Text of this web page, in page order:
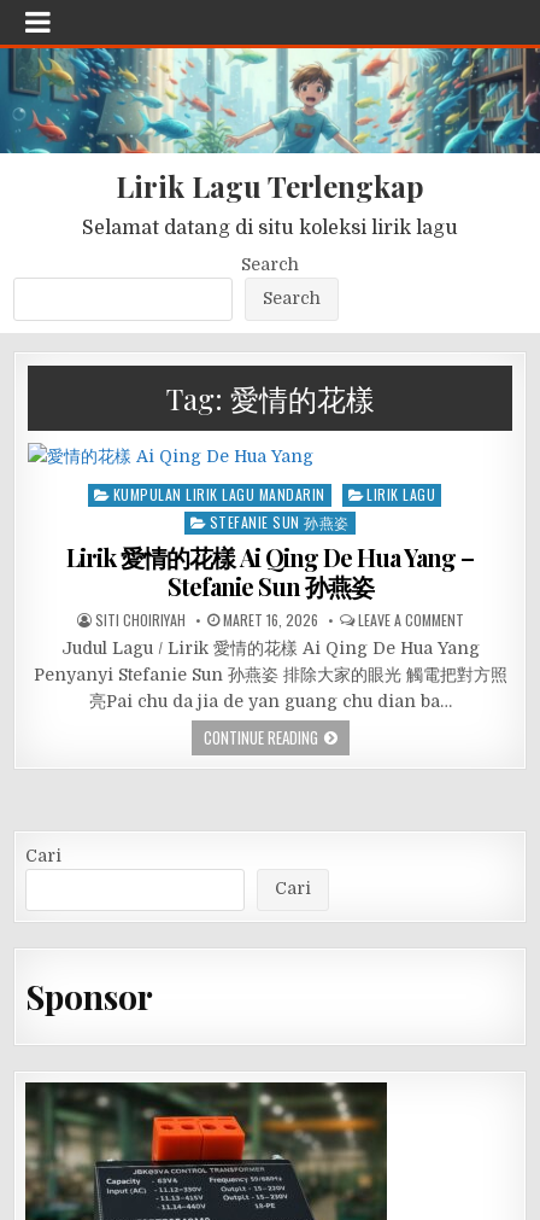
Lirik Lagu Terlengkap
Selamat datang di situ koleksi lirik lagu
Search
Search
Tag: 愛情的花樣
Posted
KUMPULAN LIRIK LAGU MANDARIN
LIRIK LAGU
STEFANIE SUN 孙燕姿
Lirik 愛情的花樣 Ai Qing De Hua Yang –
Stefanie Sun 孙燕姿
SITI CHOIRIYAH MARET 16, 2026 LEAVE A COMMENT
Judul Lagu / Lirik 愛情的花樣 Ai Qing De Hua Yang
Penyanyi Stefanie Sun 孙燕姿 排除大家的眼光 觸電把對方照
亮Pai chu da jia de yan guang chu dian ba…
CONTINUE READING
Cari
Cari
Sponsor